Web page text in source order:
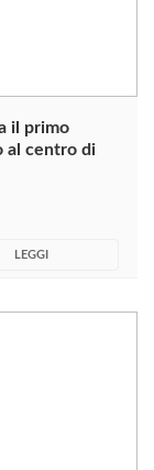
il primo
al centro di
LEGGI